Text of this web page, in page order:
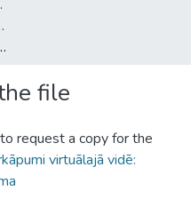
works
Master's theses
preventīvā loma
file
request a copy for the
virtuālajā vidē: